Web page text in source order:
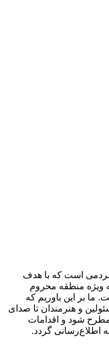
مردمی است که با هدف
ویژه منطقه محروم
ما بر این باوریم که
و هنرمندان تا صدای
مطرح شود و اقدامات
اطلاع‌رسانی گردد.